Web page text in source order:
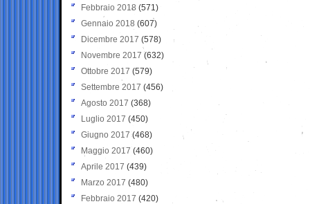
Febbraio 2018 (571)
Gennaio 2018 (607)
Dicembre 2017 (578)
Novembre 2017 (632)
Ottobre 2017 (579)
Settembre 2017 (456)
Agosto 2017 (368)
Luglio 2017 (450)
Giugno 2017 (468)
Maggio 2017 (460)
Aprile 2017 (439)
Marzo 2017 (480)
Febbraio 2017 (420)